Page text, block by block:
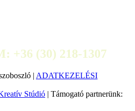
+36 (30) 218-1307
| ADATKEZELÉSI
Stúdió | Támogató partnerünk: